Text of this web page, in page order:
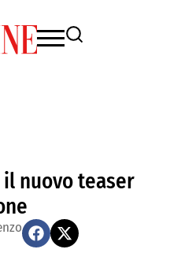
il nuovo teaser